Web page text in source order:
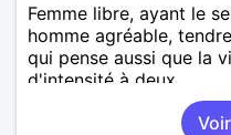
Femme libre, ayant le
homme agréable,
qui pense aussi que la
d'intensité à deux.